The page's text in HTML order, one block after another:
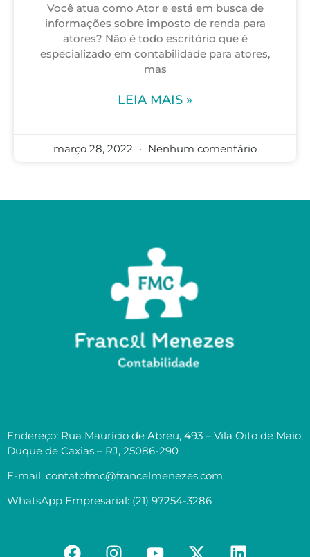
Você atua como Ator e está em busca de
informações sobre imposto de renda para
atores? Não é todo escritório que é
especializado em contabilidade para atores,
mas
LEIA MAIS »
março 28, 2022 Nenhum comentário
Endereço: Rua Maurício de Abreu, 493 – Vila Oito de Maio,
Duque de Caxias – RJ, 25086-290
E-mail: contatofmc@francelmenezes.com
WhatsApp Empresarial: (21) 97254-3286